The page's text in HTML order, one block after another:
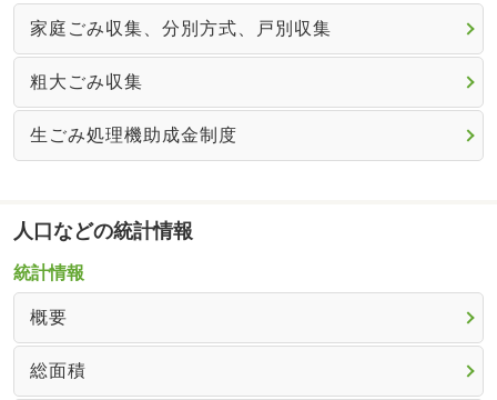
家庭ごみ収集、分別方式、戸別収集
粗大ごみ収集
生ごみ処理機助成金制度
人口などの統計情報
統計情報
概要
総面積